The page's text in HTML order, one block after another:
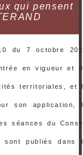
qui pensent
du 7 octobre
en vigueur et
territoriales, et
son application,
séances du
sont publiés dans